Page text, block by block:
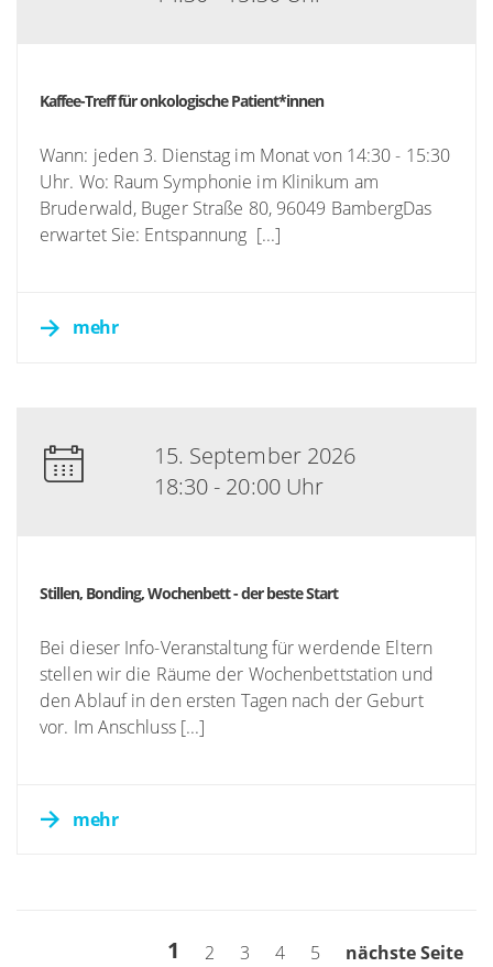
Kaffee-Treff für onkologische Patient*innen
Wann: jeden 3. Dienstag im Monat von 14:30 - 15:30
Uhr. Wo: Raum Symphonie im Klinikum am
Bruderwald, Buger Straße 80, 96049 BambergDas
erwartet Sie: Entspannung [...]
mehr
15. September 2026
18:30 - 20:00 Uhr
Stillen, Bonding, Wochenbett - der beste Start
Bei dieser Info-Veranstaltung für werdende Eltern
stellen wir die Räume der Wochenbettstation und
den Ablauf in den ersten Tagen nach der Geburt
vor. Im Anschluss [...]
mehr
1 2 3 4 5 nächste Seite